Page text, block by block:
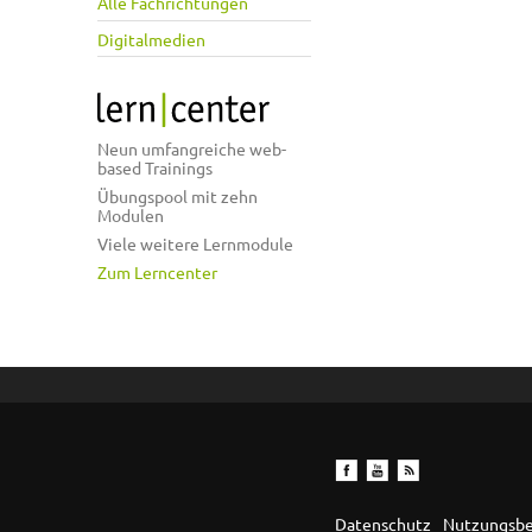
Digitalmedien
Neun umfangreiche web-
based Trainings
Übungspool mit zehn
Modulen
Viele weitere Lernmodule
Zum Lerncenter
Datenschutz